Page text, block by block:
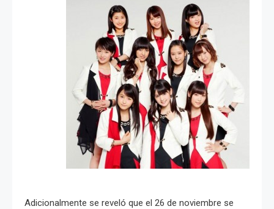
Adicionalmente se reveló que el 26 de noviembre se